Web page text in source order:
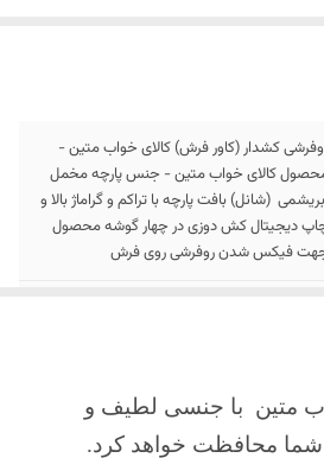
کشدار (کاور فرش) کالای خواب متین -
کالای خواب متین - جنس پارچه مخمل
(شانل) بافت پارچه با تراکم و گراماژ بالا و
دیجیتال کش دوزی در چهار گوشه محصول
فیکس شدن روفرشی روی فرش
متین با جنسی لطیف و
محافظت خواهد کرد.